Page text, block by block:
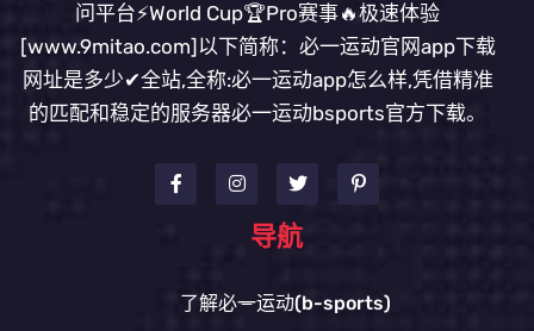
问平台⚡World Cup🏆Pro赛事🔥极速体验
[www.9mitao.com]以下简称：必一运动官网app下载
网址是多少✔全站,全称:必一运动app怎么样,凭借精准
的匹配和稳定的服务器必一运动bsports官方下载。
导航
了解必一运动(b-sports)